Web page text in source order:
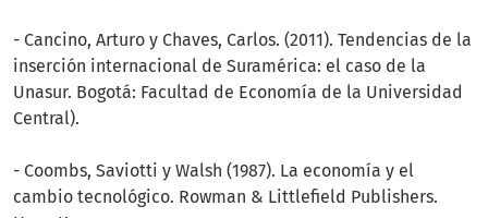
- Cancino, Arturo y Chaves, Carlos. (2011). Tendencias de la
inserción internacional de Suramérica: el caso de la
Unasur. Bogotá: Facultad de Economía de la Universidad
Central).
- Coombs, Saviotti y Walsh (1987). La economía y el
cambio tecnológico. Rowman & Littlefield Publishers.